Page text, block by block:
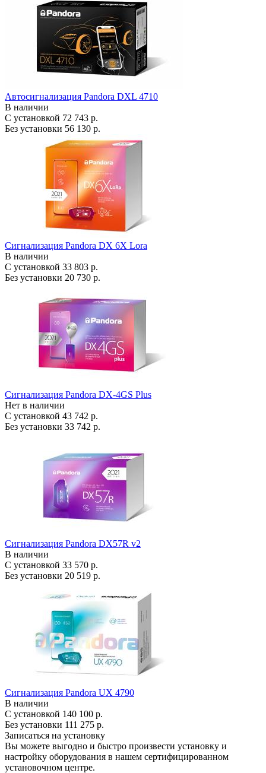
Автосигнализация Pandora DXL 4710
В наличии
С установкой 72 743 р.
Без установки 56 130 р.
Сигнализация Pandora DX 6X Lora
В наличии
С установкой 33 803 р.
Без установки 20 730 р.
Сигнализация Pandora DX-4GS Plus
Нет в наличии
С установкой 43 742 р.
Без установки 33 742 р.
Сигнализация Pandora DX57R v2
В наличии
С установкой 33 570 р.
Без установки 20 519 р.
Сигнализация Pandora UX 4790
В наличии
С установкой 140 100 р.
Без установки 111 275 р.
Записаться на установку
Вы можете выгодно и быстро произвести установку и
настройку оборудования в нашем сертифицированном
установочном центре.